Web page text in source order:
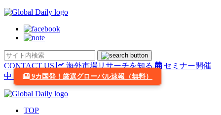
CONTACT US 海外市場リサーチを知る
セミナー開催
中
9カ国発！厳選グローバル速報（無料）
TOP